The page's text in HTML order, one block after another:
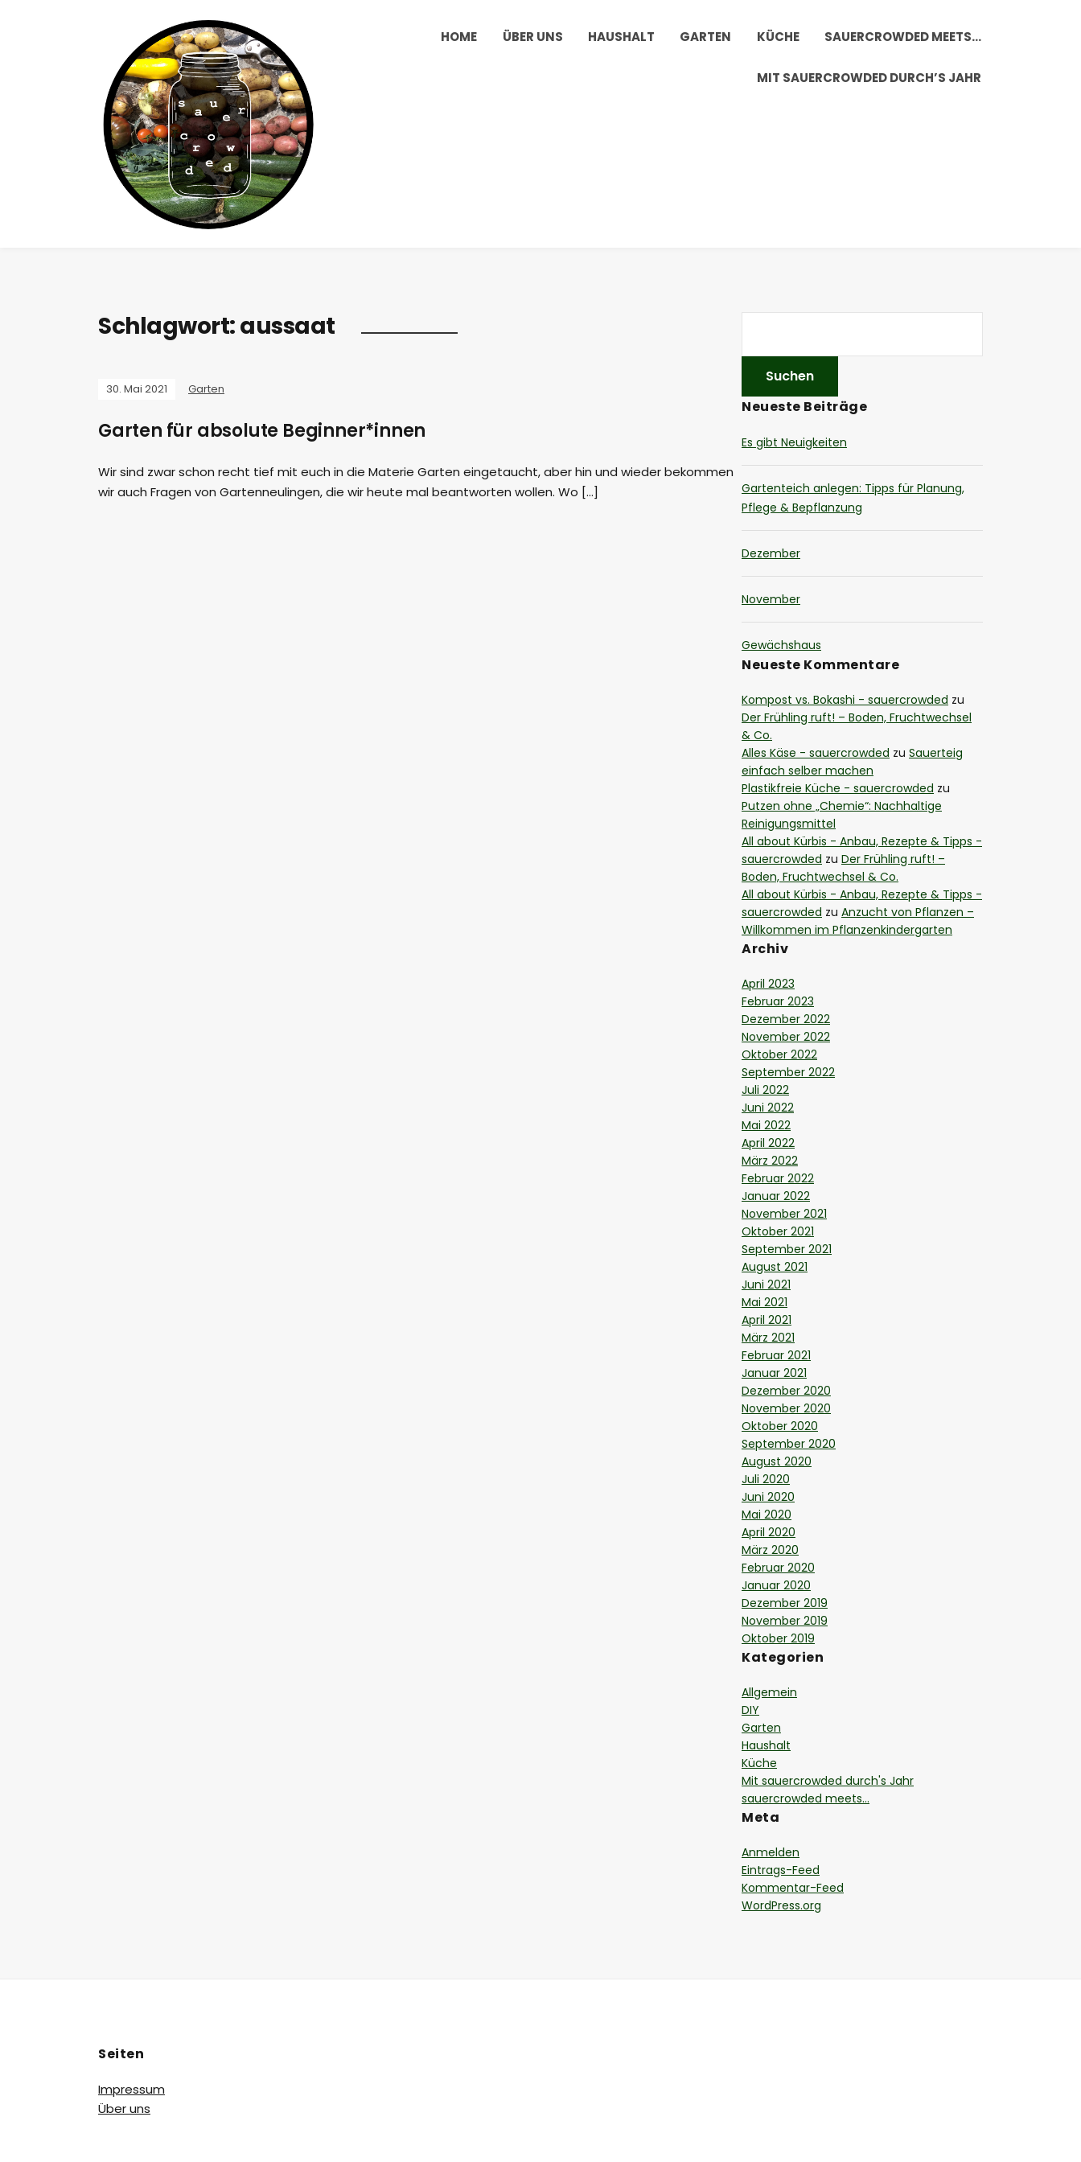
HOME ÜBER UNS HAUSHALT GARTEN KÜCHE SAUERCROWDED MEETS…
MIT SAUERCROWDED DURCH’S JAHR
Schlagwort:aussaat
30. Mai 2021 Garten
Garten für absolute Beginner*innen
Wir sind zwar schon recht tief mit euch in die Materie Garten eingetaucht, aber hin und wieder bekommen
wir auch Fragen von Gartenneulingen, die wir heute mal beantworten wollen. Wo […]
Neueste Beiträge
Es gibt Neuigkeiten
Gartenteich anlegen: Tipps für Planung,
Pflege & Bepflanzung
Dezember
November
Gewächshaus
Neueste Kommentare
Kompost vs. Bokashi - sauercrowded zu
Der Frühling ruft! – Boden, Fruchtwechsel
& Co.
Alles Käse - sauercrowded zu Sauerteig
einfach selber machen
Plastikfreie Küche - sauercrowded zu
Putzen ohne „Chemie“: Nachhaltige
Reinigungsmittel
All about Kürbis - Anbau, Rezepte & Tipps -
sauercrowded zu Der Frühling ruft! –
Boden, Fruchtwechsel & Co.
All about Kürbis - Anbau, Rezepte & Tipps -
sauercrowded zu Anzucht von Pflanzen –
Willkommen im Pflanzenkindergarten
Archiv
April 2023
Februar 2023
Dezember 2022
November 2022
Oktober 2022
September 2022
Juli 2022
Juni 2022
Mai 2022
April 2022
März 2022
Februar 2022
Januar 2022
November 2021
Oktober 2021
September 2021
August 2021
Juni 2021
Mai 2021
April 2021
März 2021
Februar 2021
Januar 2021
Dezember 2020
November 2020
Oktober 2020
September 2020
August 2020
Juli 2020
Juni 2020
Mai 2020
April 2020
März 2020
Februar 2020
Januar 2020
Dezember 2019
November 2019
Oktober 2019
Kategorien
Allgemein
DIY
Garten
Haushalt
Küche
Mit sauercrowded durch's Jahr
sauercrowded meets…
Meta
Anmelden
Eintrags-Feed
Kommentar-Feed
WordPress.org
Seiten
Impressum
Über uns